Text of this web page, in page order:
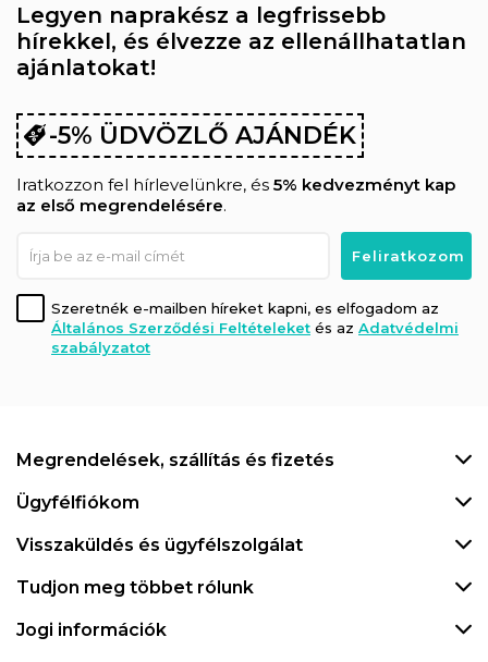
Legyen naprakész a legfrissebb
hírekkel, és élvezze az ellenállhatatlan
ajánlatokat!
-5% ÜDVÖZLŐ AJÁNDÉK
Iratkozzon fel hírlevelünkre, és 5% kedvezményt kap
az első megrendelésére.
Szeretnék e-mailben híreket kapni, es elfogadom az
Általános Szerződési Feltételeket és az Adatvédelmi
szabályzatot
Megrendelések, szállítás és fizetés
Ügyfélfiókom
Visszaküldés és ügyfélszolgálat
Tudjon meg többet rólunk
Jogi információk